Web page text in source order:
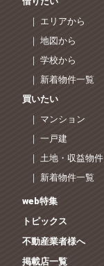
｜ エリアから
｜ 地図から
｜ 学校から
｜ 新着物件一覧
買いたい
｜ マンション
｜ 一戸建
｜ 土地・収益物件
｜ 新着物件一覧
web特集
トピックス
不動産業者様へ
掲載店一覧